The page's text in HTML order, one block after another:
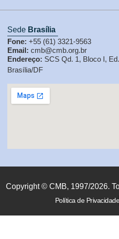
Sede Brasília
Fone: +55 (61) 3321-9563
Email: cmb@cmb.org.br
Endereço: SCS Qd. 1, Bloco I,
Brasília/DF
Copyright © CMB, 1997/2026.
Política de Privacidade